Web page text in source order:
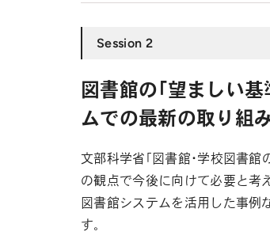
Session 2
図書館の「望ましい
ムでの最新の取り組
文部科学省「図書館・学校図書
の観点で今後に向けて必要と考
図書館システムを活用した事例
す。